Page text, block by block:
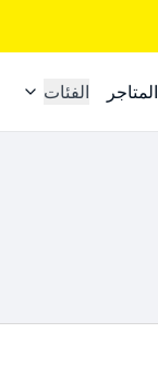
الفئات المتاجر